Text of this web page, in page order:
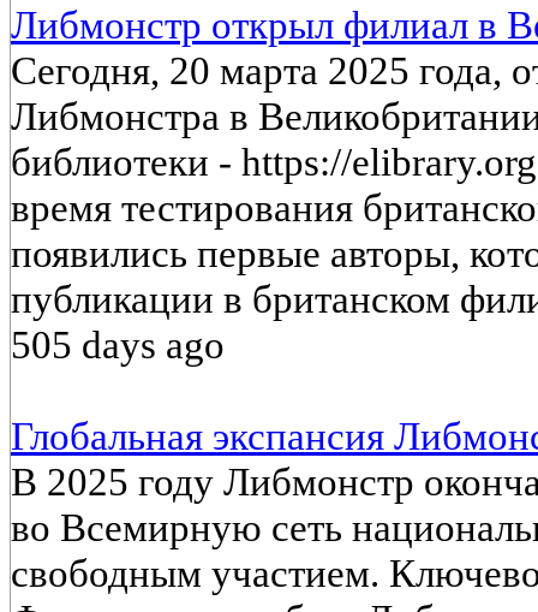
Либмонстр открыл филиал в
Сегодня, 20 марта 2025 года,
Либмонстра в
библиотеки - https://
время тестирования
появились первые авторы,
публикации в британском
505 days ago
Глобальная экспансия
В 2025 году Либмонстр
во Всемирную сеть
свободным участием.